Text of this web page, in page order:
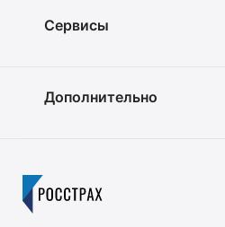
Сервисы
Дополнительно